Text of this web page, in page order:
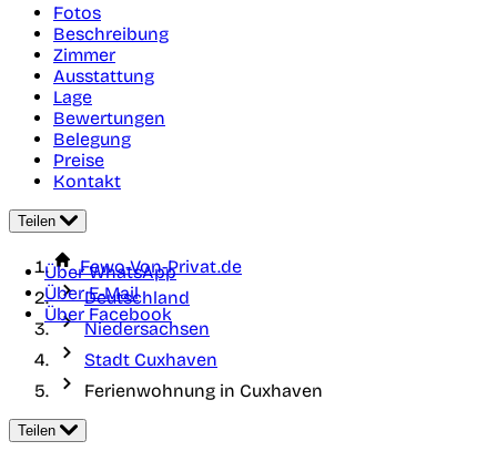
Fotos
Beschreibung
Zimmer
Ausstattung
Lage
Bewertungen
Belegung
Preise
Kontakt
Teilen
Über WhatsApp
Über E-Mail
Über Facebook
Fewo-Von-Privat.de
Deutschland
Niedersachsen
Stadt Cuxhaven
Ferienwohnung in Cuxhaven
Teilen